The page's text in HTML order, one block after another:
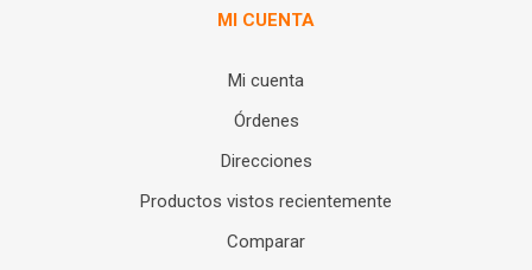
MI CUENTA
Mi cuenta
Órdenes
Direcciones
Productos vistos recientemente
Comparar